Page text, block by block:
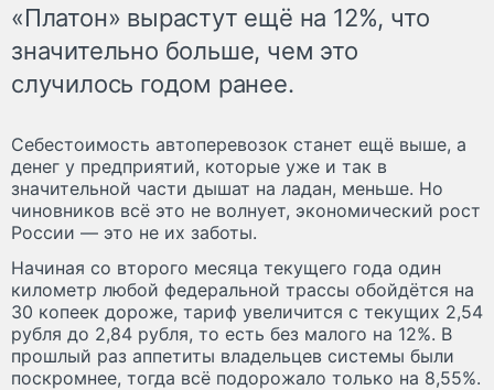
«Платон» вырастут ещё на 12%, что
значительно больше, чем это
случилось годом ранее.
Cебестоимость автоперевозок станет ещё выше, а
денег у предприятий, которые уже и так в
значительной части дышат на ладан, меньше. Но
чиновников всё это не волнует, экономический рост
России — это не их заботы.
Начиная со второго месяца текущего года один
километр любой федеральной трассы обойдётся на
30 копеек дороже, тариф увеличится с текущих 2,54
рубля до 2,84 рубля, то есть без малого на 12%. В
прошлый раз аппетиты владельцев системы были
поскромнее, тогда всё подорожало только на 8,55%.